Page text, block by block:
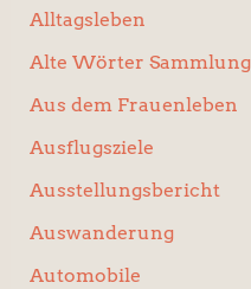
Alltagsleben
Alte Wörter Sammlung
Aus dem Frauenleben
Ausflugsziele
Ausstellungsbericht
Auswanderung
Automobile